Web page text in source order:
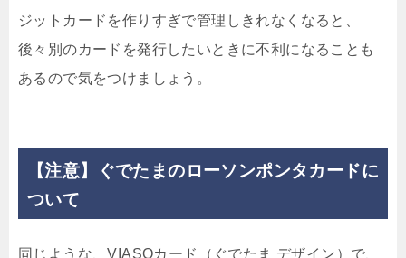
ジットカードを作りすぎで管理しきれなくなると、
後々別のカードを発行したいときに不利になることも
あるので気をつけましょう。
【注意】ぐでたまのローソンポンタカードに
ついて
同じような、VIASOカード（ぐでたま デザイン）で、